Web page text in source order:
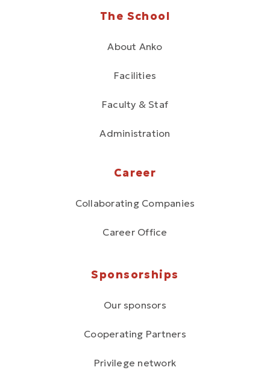
The School
About Anko
Facilities
Faculty & Staf
Administration
Career
Collaborating Companies
Career Office
Sponsorships
Our sponsors
Cooperating Partners
Privilege network